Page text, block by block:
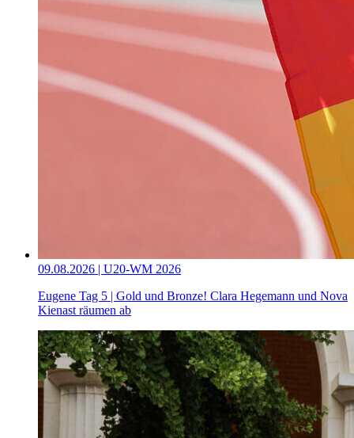
09.08.2026 | U20-WM 2026
Eugene Tag 5 | Gold und Bronze! Clara Hegemann und Nova
Kienast räumen ab